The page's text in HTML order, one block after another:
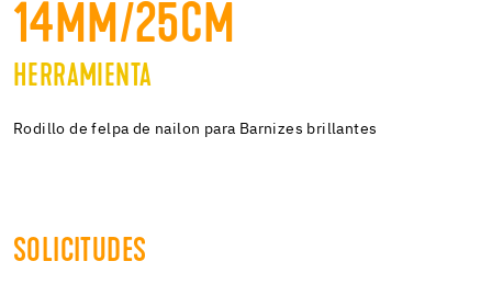
14MM/25CM
HERRAMIENTA
Rodillo de felpa de nailon para Barnizes brillantes
SOLICITUDES